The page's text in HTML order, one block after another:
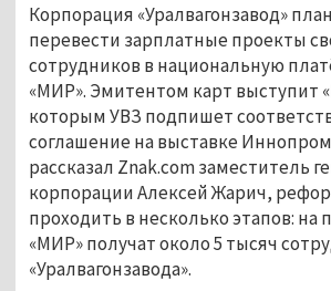
Корпорация «Уралвагонзавод»
перевести зарплатные проекты
сотрудников в национальную
«МИР». Эмитентом карт выступит
которым УВЗ подпишет
соглашение на выставке
рассказал Znak.com заместитель
корпорации Алексей Жарич,
проходить в несколько этапов: на
«МИР» получат около 5 тысяч
«Уралвагонзавода».